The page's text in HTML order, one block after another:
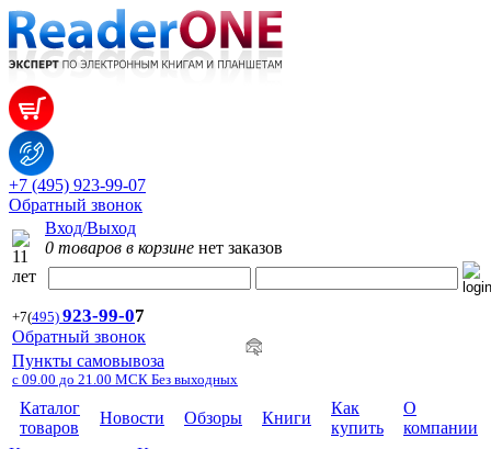
+7 (495) 923-99-07
Обратный звонок
Вход/Выход
0 товаров в корзине нет заказов
+7(495) 923-99-07
Обратный звонок
Пункты самовывоза
с 09.00 до 21.00 МСК Без выходных
Каталог
товаров
Новости Обзоры Книги
Как
купить
О
компании